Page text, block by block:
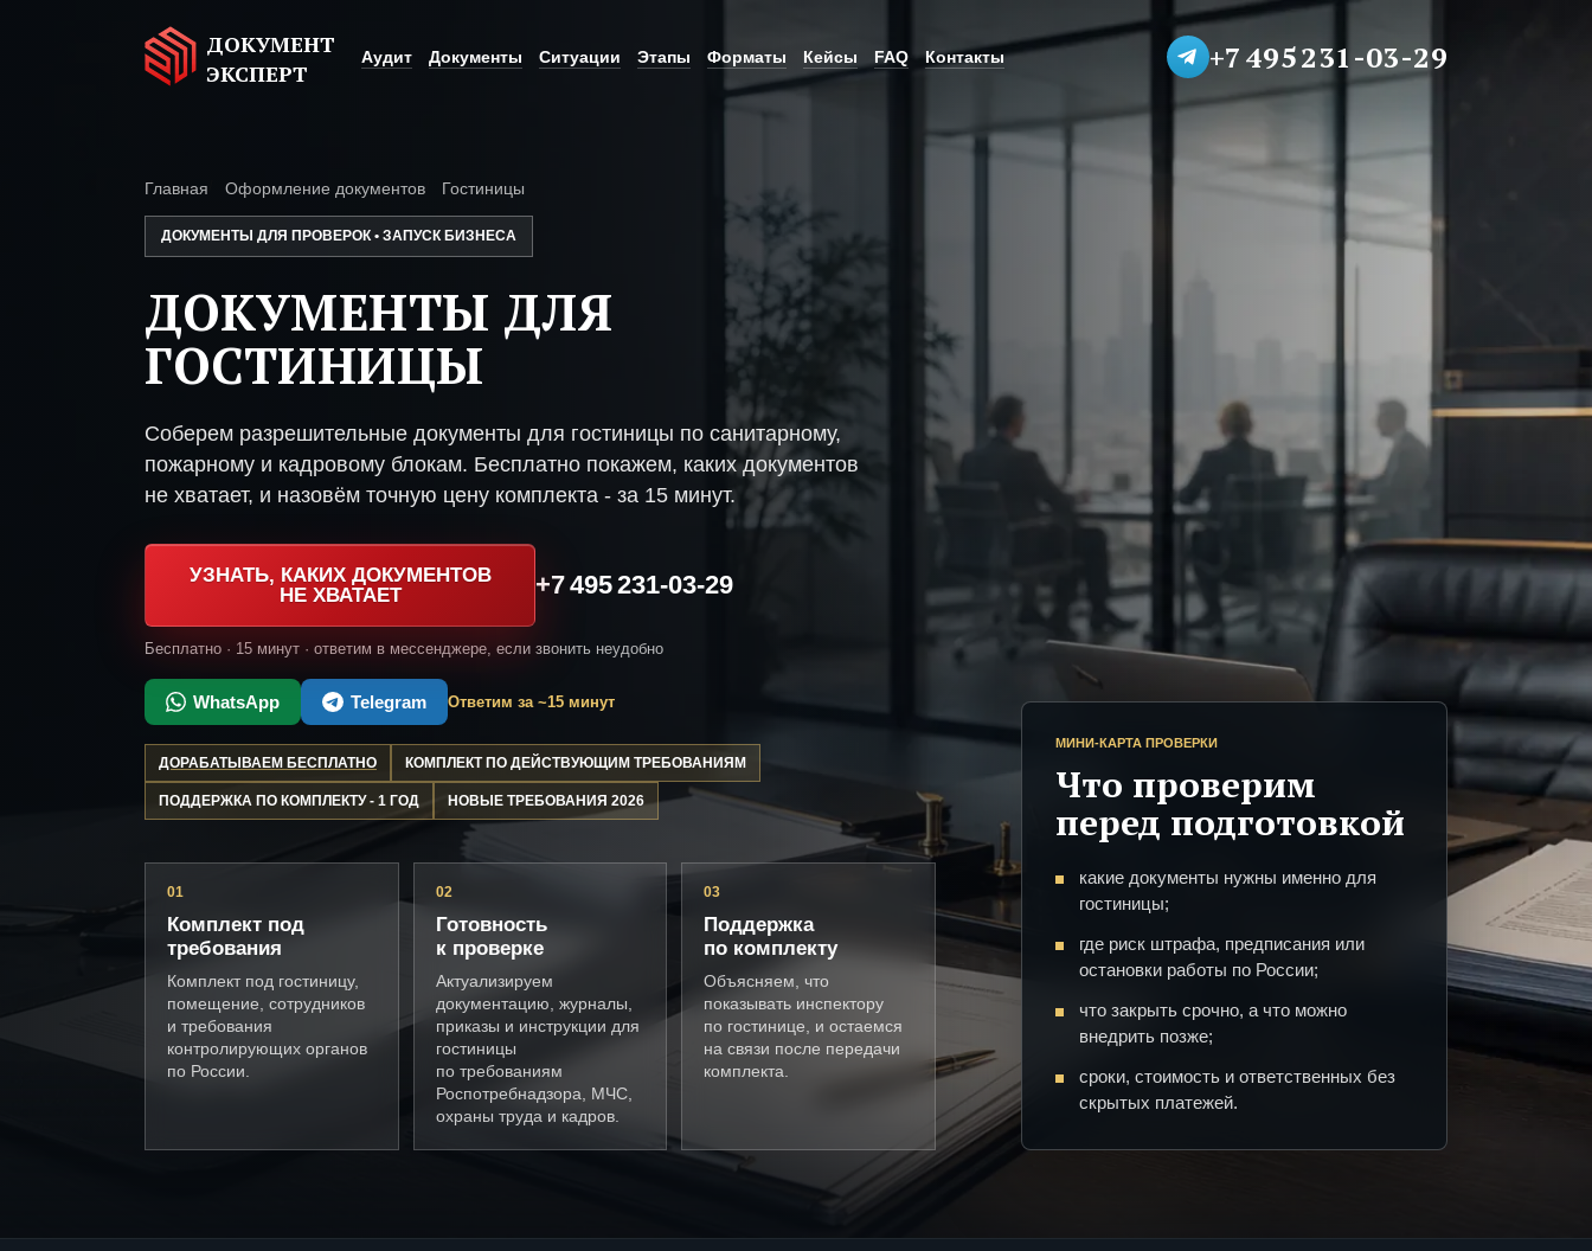
ДОКУМЕНТ
ЭКСПЕРТ
Аудит Документы Ситуации Этапы Форматы Кейсы FAQ Контакты +7 495 231-03-29
Главная Оформление документов Гостиницы
ДОКУМЕНТЫ ДЛЯ ПРОВЕРОК • ЗАПУСК БИЗНЕСА
ДОКУМЕНТЫ ДЛЯ
ГОСТИНИЦЫ
Соберем разрешительные документы для гостиницы по санитарному,
пожарному и кадровому блокам. Бесплатно покажем, каких документов
не хватает, и назовём точную цену комплекта - за 15 минут.
УЗНАТЬ, КАКИХ ДОКУМЕНТОВ
НЕ ХВАТАЕТ
+7 495 231-03-29
Бесплатно · 15 минут · ответим в мессенджере, если звонить неудобно
WhatsApp Telegram Ответим за ~15 минут
ДОРАБАТЫВАЕМ БЕСПЛАТНО КОМПЛЕКТ ПО ДЕЙСТВУЮЩИМ ТРЕБОВАНИЯМ
ПОДДЕРЖКА ПО КОМПЛЕКТУ - 1 ГОД НОВЫЕ ТРЕБОВАНИЯ 2026
01
Комплект под
требования
Комплект под гостиницу,
помещение, сотрудников
и требования
контролирующих органов
по России.
02
Готовность
к проверке
Актуализируем
документацию, журналы,
приказы и инструкции для
гостиницы
по требованиям
Роспотребнадзора, МЧС,
охраны труда и кадров.
03
Поддержка
по комплекту
Объясняем, что
показывать инспектору
по гостинице, и остаемся
на связи после передачи
комплекта.
МИНИ-КАРТА ПРОВЕРКИ
Что проверим
перед подготовкой
какие документы нужны именно для
гостиницы;
где риск штрафа, предписания или
остановки работы по России;
что закрыть срочно, а что можно
внедрить позже;
сроки, стоимость и ответственных без
скрытых платежей.